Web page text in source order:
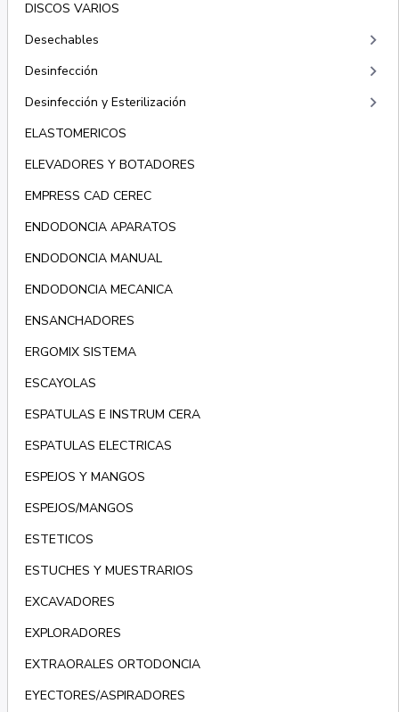
DISCOS VARIOS
Desechables
keyboard_arrow_right
Desinfección keyboard_arrow_right
Desinfección y Esterilización keyboard_arrow_right
ELASTOMERICOS
ELEVADORES Y BOTADORES
EMPRESS CAD CEREC
ENDODONCIA APARATOS
ENDODONCIA MANUAL
ENDODONCIA MECANICA
ENSANCHADORES
ERGOMIX SISTEMA
ESCAYOLAS
ESPATULAS E INSTRUM CERA
ESPATULAS ELECTRICAS
ESPEJOS Y MANGOS
ESPEJOS/MANGOS
ESTETICOS
ESTUCHES Y MUESTRARIOS
EXCAVADORES
EXPLORADORES
EXTRAORALES ORTODONCIA
EYECTORES/ASPIRADORES